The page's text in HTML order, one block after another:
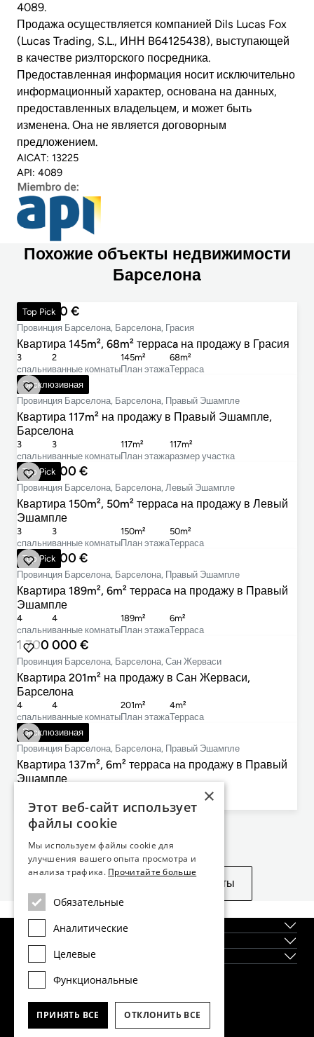
4089.
Продажа осуществляется компанией Dils Lucas Fox
(Lucas Trading, S.L., ИНН B64125438), выступающей
в качестве риэлторского посредника.
Предоставленная информация носит исключительно
информационный характер, основана на данных,
предоставленных владельцем, и может быть
изменена. Она не является договорным
предложением.
AICAT: 13225
API: 4089
Похожие объекты недвижимости
Барселона
Top Pick
699 000 €
Провинция Барселона, Барселона, Грасия
Квартира 145m², 68m² террасa на продажу в Грасия
cпальни
3
ванные комнаты
2
План этажа
145m²
Терраса
68m²
Эксклюзивная
860 000 €
Провинция Барселона, Барселона, Правый Эшампле
Квартира 117m² на продажу в Правый Эшампле,
Барселона
cпальни
3
ванные комнаты
3
План этажа
117m²
размер участка
117m²
Top Pick
1 350 000 €
Провинция Барселона, Барселона, Левый Эшампле
Квартира 150m², 50m² террасa на продажу в Левый
Эшампле
cпальни
3
ванные комнаты
3
План этажа
150m²
Терраса
50m²
Top Pick
1 870 000 €
Провинция Барселона, Барселона, Правый Эшампле
Квартира 189m², 6m² террасa на продажу в Правый
Эшампле
cпальни
4
ванные комнаты
4
План этажа
189m²
Терраса
6m²
1 700 000 €
Провинция Барселона, Барселона, Сан Жерваси
Квартира 201m² на продажу в Сан Жерваси,
Барселона
cпальни
4
ванные комнаты
4
План этажа
201m²
Терраса
4m²
Эксклюзивная
1 350 000 €
Провинция Барселона, Барселона, Правый Эшампле
Квартира 137m², 6m² террасa на продажу в Правый
Эшампле
cпальниванные комнаты План этажа Терраса
Не нашли то, что искали?
Посмотреть похожие объекты
Регионы
Новостройки
×
Этот веб-сайт использует
файлы cookie
Мы используем файлы cookie для
улучшения вашего опыта просмотра и
анализа трафика. Прочитайте больше
Обязательные
Аналитические
Целевые
Функциональные
ПРИНЯТЬ ВСЕ ОТКЛОНИТЬ ВСЕ